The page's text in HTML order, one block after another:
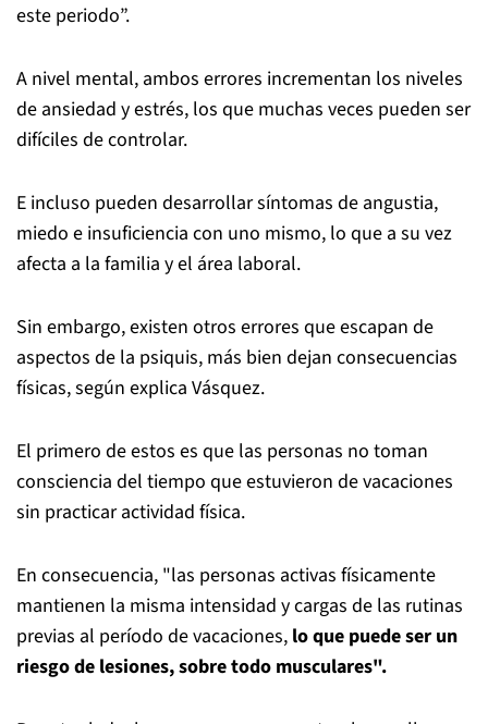
este periodo”.
A nivel mental, ambos errores incrementan los niveles
de ansiedad y estrés, los que muchas veces pueden ser
difíciles de controlar.
E incluso pueden desarrollar síntomas de angustia,
miedo e insuficiencia con uno mismo, lo que a su vez
afecta a la familia y el área laboral.
Sin embargo, existen otros errores que escapan de
aspectos de la psiquis, más bien dejan consecuencias
físicas, según explica Vásquez.
El primero de estos es que las personas no toman
consciencia del tiempo que estuvieron de vacaciones
sin practicar actividad física.
En consecuencia, "las personas activas físicamente
mantienen la misma intensidad y cargas de las rutinas
previas al período de vacaciones, lo que puede ser un
riesgo de lesiones, sobre todo musculares".